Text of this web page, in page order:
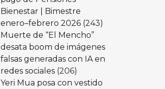
Bienestar | Bimestre
enero–febrero 2026 (243)
Muerte de “El Mencho”
desata boom de imágenes
falsas generadas con IA en
redes sociales (206)
Yeri Mua posa con vestido